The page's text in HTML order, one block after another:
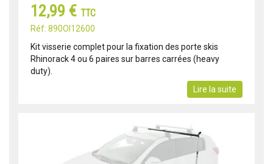
12,99 € TTC
Réf: 890OI12600
Kit visserie complet pour la fixation des porte skis
Rhinorack 4 ou 6 paires sur barres carrées (heavy
duty).
Lire la suite